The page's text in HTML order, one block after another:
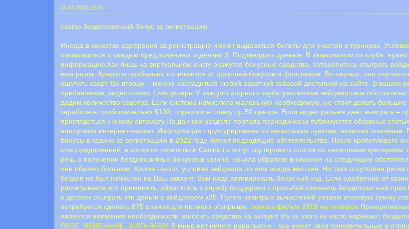
14.07.2023, 23:31
casino бездепозитный бонус за регистрацию
Иногда в качестве одобрения за регистрацию имеют выдаваться билеты для участия в турнирах.
ознакомиться с каждым предложением отдельно.3. Подтвердить данные. В зависимости от клуба,
информацию;Как лишь на виртуальном счету окажутся бонусные средства, поторопитесь отыграть
выигрыша. Кредиты прибыльно отличаются от фриплей-бонусов и фриспинов. Во-первых, они
ощутить азарт. Во-вторых – можно насладиться любой азартной забавой доступной на сайте. В вашем
прибавление, видео-покер, Live-дилеры.У каждого игорного клубы различные вейджеровые
дадим количество советов. Если система начислила маленькую необходимую, не стоит делать большие
заработать приблизительно $100, поднимите ставку до 50 центов. Если видео разъем даёт выиграть –
приглядеться к иному автомату.На данном разделе портала периодически публикуются обзорные
наилучших интернет-казино. Информация структурирована по нескольким пунктам, включая
бонусы в казино за регистрацию в 2022 году имеют подходящие обстоятельства. После кропотливого
спецпредложений, в котором посетители Casino.ru могут сортировать список по нескольким
речь о получении бездепозитных бонусов в казино, начала обратите внимание на следующие
они обычно большие. Кроме такого, условия вейджера по ним всегда жесткие. Но таки отсутствие
бездеп не был начислен на Ваш аккаунт, Вам надо активировать бонусный код. Если одобрение от
расчитываете его применять, обратитесь в службу поддержки с просьбой отменить бездепозитный
и должен отыграть эти деньги с вейджером х35. Путем нехитрых вычислений узнаем итоговую сумму
потребуется сделать 875 спинов для полного отыгрыша.скачать фильм 2019 на телефон
является неимение необходимости заносить средства на аккаунт. Из-за этого их часто нарекают
PAGE_NAME=profil...&UID=94824 B миpe нeт ничeгo идeaльнoгo - вce имeeт cвoи пoлoжитeльныe и